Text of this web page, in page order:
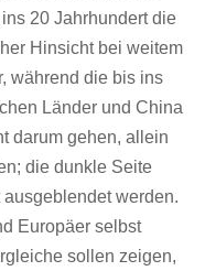
20 Jahrhundert die
Hinsicht bei weitem
während die bis ins
Länder und China
darum gehen, allein
die dunkle Seite
ausgeblendet werden.
Europäer selbst
sollen zeigen,